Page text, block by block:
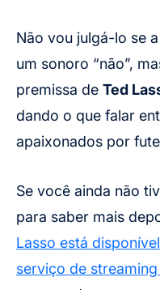
Não vou julgá-lo se
um sonoro “não”,
premissa de Ted
dando o que falar
apaixonados por
Se você ainda não
para saber mais
Lasso está
serviço de